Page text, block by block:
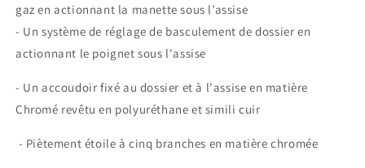
gaz en actionnant la manette sous l’assise
- Un système de réglage de basculement de dossier en
actionnant le poignet sous l'assise
- Un accoudoir fixé au dossier et à l'assise en matière
Chromé revêtu en polyuréthane et simili cuir
- Piètement étoile à cinq branches en matière chromée